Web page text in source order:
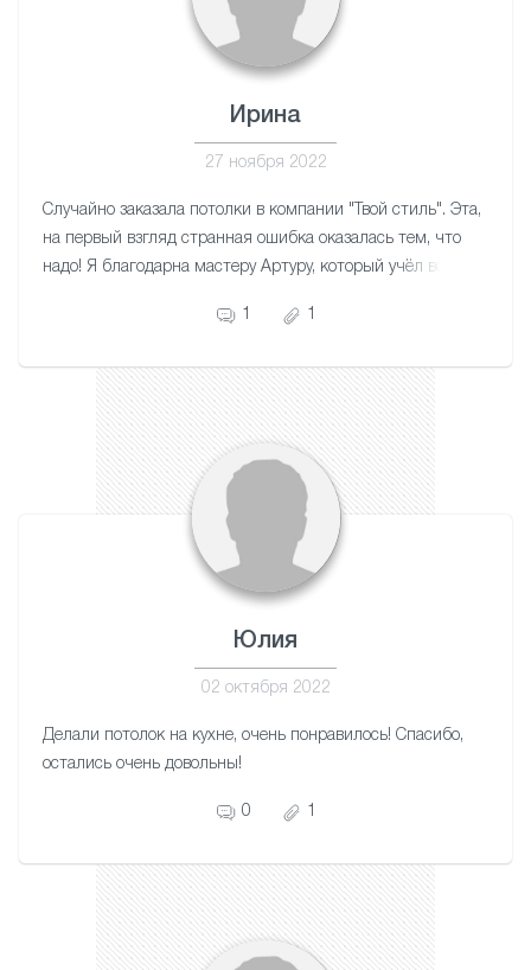
Ирина
27 ноября 2022
Случайно заказала потолки в компании "Твой стиль". Эта,
на первый взгляд странная ошибка оказалась тем, что
надо! Я благодарна мастеру Артуру, который учёл все
1 1
Юлия
02 октября 2022
Делали потолок на кухне, очень понравилось! Спасибо,
остались очень довольны!
0 1